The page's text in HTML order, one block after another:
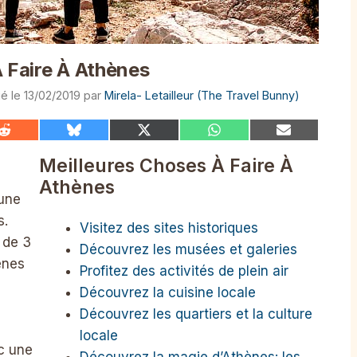
Faire À Athènes
13/02/2019 par Mirela- Letailleur (The Travel Bunny)
Share
Reddit
Share
Bluesky
Share
X
(Twitter)
Share
WhatsApp
Share
Email
3
une
Meilleures Choses À Faire À
Athènes
Visitez des sites historiques
Découvrez les musées et galeries
Profitez des activités de plein air
Découvrez la cuisine locale
Découvrez les quartiers et la culture
locale